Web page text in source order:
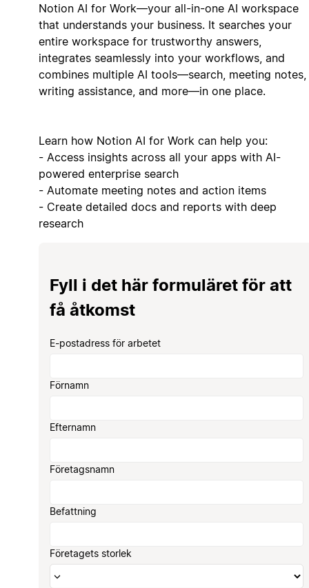
Notion AI for Work—your all-in-one AI workspace
that understands your business. It searches your
entire workspace for trustworthy answers,
integrates seamlessly into your workflows, and
combines multiple AI tools—search, meeting notes,
writing assistance, and more—in one place.
Learn how Notion AI for Work can help you:
- Access insights across all your apps with AI-
powered enterprise search
- Automate meeting notes and action items
- Create detailed docs and reports with deep
research
Fyll i det här formuläret för att
få åtkomst
E-postadress för arbetet
Förnamn
Efternamn
Företagsnamn
Befattning
Företagets storlek